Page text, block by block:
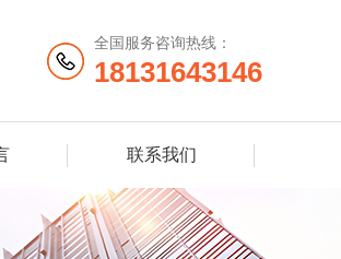
全国服务咨询热线：
18131643146
联系我们